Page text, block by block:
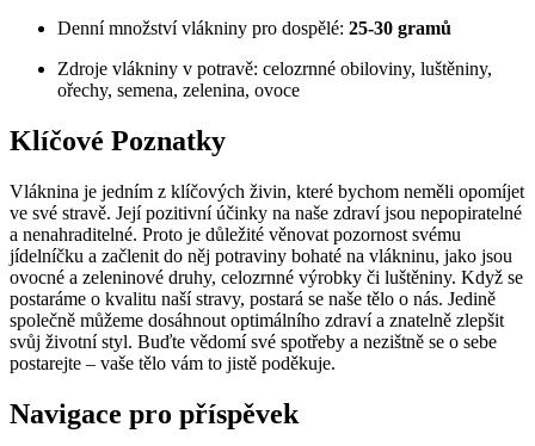
Denní množství vlákniny pro dospělé: 25-30 gramů
Zdroje vlákniny v potravě: celozrnné obiloviny, luštěniny,
ořechy, semena, zelenina, ovoce
Klíčové Poznatky
Vláknina je jedním z klíčových živin, které bychom neměli opomíjet
ve své stravě. Její pozitivní účinky na naše zdraví jsou nepopiratelné
a nenahraditelné. Proto je důležité věnovat pozornost svému
jídelníčku a začlenit do něj potraviny bohaté na vlákninu, jako jsou
ovocné a zeleninové druhy, celozrnné výrobky či luštěniny. Když se
postaráme o kvalitu naší stravy, postará se naše tělo o nás. Jedině
společně můžeme dosáhnout optimálního zdraví a znatelně zlepšit
svůj životní styl. Buďte vědomí své spotřeby a nezištně se o sebe
postarejte – vaše tělo vám to jistě poděkuje.
Navigace pro příspěvek